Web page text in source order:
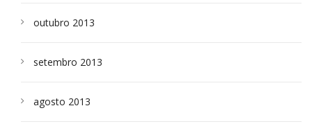
outubro 2013
setembro 2013
agosto 2013